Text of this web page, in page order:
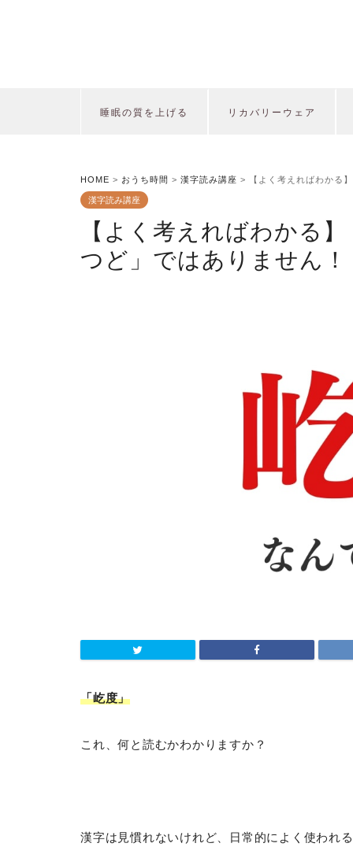
睡眠の質を上げる リカバリーウェア
HOME > おうち時間 > 漢字読み講座 > 【よく考えればわかる
漢字読み講座
【よく考えればわかる
つど」ではありません！
「屹度」
これ、何と読むかわかりますか？
漢字は見慣れないけれど、日常的によく使われる